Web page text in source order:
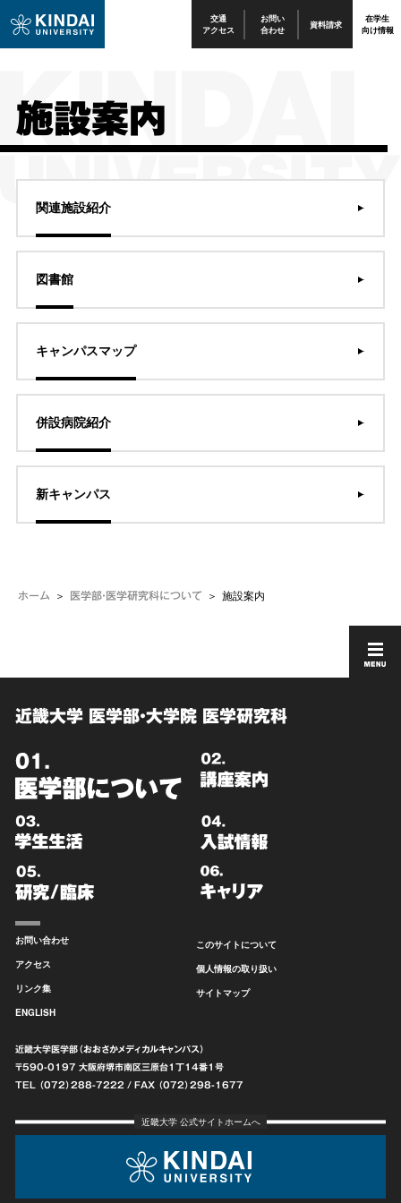
交通
アクセス
お問い
合わせ 資料請求 在学生
向け情報
ホーム 医学部・医学研究科について 施設案内
施設案内
関連施設紹介
図書館
キャンパスマップ
併設病院紹介
新キャンパス
近畿大学 医学部・大学院 医学研究科
お問い合わせ
アクセス
リンク集
ENGLISH
このサイトについて
個人情報の取り扱い
サイトマップ
近畿大学医学部（おおさかメディカルキャンパス）
〒590-0197 大阪府堺市南区三原台1丁14番1号
TEL （072）288-7222 / FAX （072）298-1677
近畿大学 公式サイトホームへ